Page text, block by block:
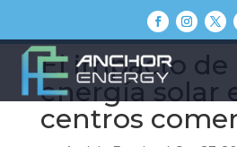
El impacto de
energía solar
centros